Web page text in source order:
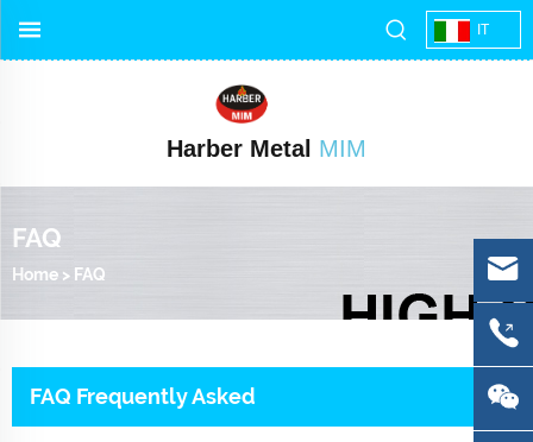
IT
Harber Metal MIM
FAQ
Home > FAQ
FAQ Frequently Asked